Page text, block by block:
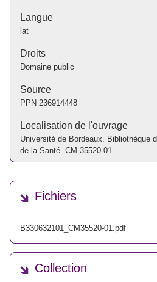
Langue
lat
Droits
Domaine public
Source
PPN 236914448
Localisation de l'ouvrage
Université de Bordeaux. Bibliothèque
de la Santé. CM 35520-01
Fichiers
B330632101_CM35520-01.pdf
Collection